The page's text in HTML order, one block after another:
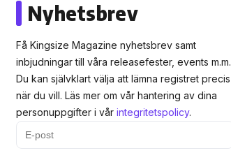
Nyhetsbrev
Få Kingsize Magazine nyhetsbrev samt
inbjudningar till våra releasefester, events m.m.
Du kan självklart välja att lämna registret precis
när du vill. Läs mer om vår hantering av dina
personuppgifter i vår integritetspolicy.